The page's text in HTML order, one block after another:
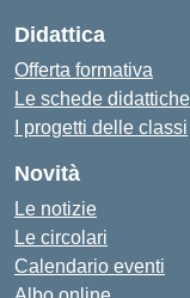
Didattica
Offerta formativa
Le schede didattiche
I progetti delle classi
Novità
Le notizie
Le circolari
Calendario eventi